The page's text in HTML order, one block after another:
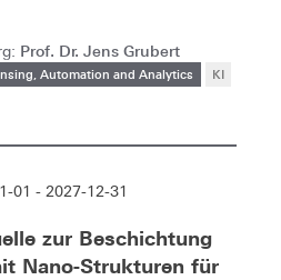
Prof. Dr. Jens Grubert
Automation and Analytics
KI
01 - 2027-12-31
zur Beschichtung
Nano-Strukturen für